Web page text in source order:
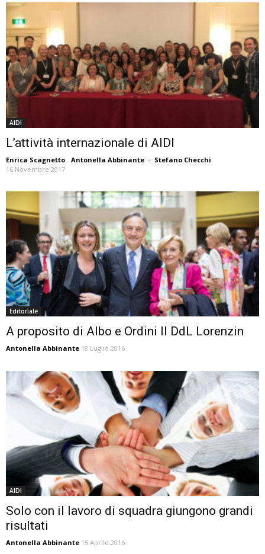
AIDI
L’attività internazionale di AIDI
Enrica Scagnetto , Antonella Abbinante e Stefano Checchi
16 Novembre 2017
Editoriale
A proposito di Albo e Ordini Il DdL Lorenzin
Antonella Abbinante 18 Luglio 2016
AIDI
Solo con il lavoro di squadra giungono grandi
risultati
Antonella Abbinante 15 Aprile 2016